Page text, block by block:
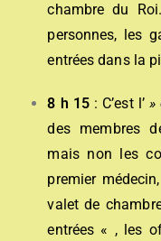
chambre du
personnes, les
entrées dans la
8 h 15: C’est l’»
des membres
mais non les
premier
valet de
entrées « , les